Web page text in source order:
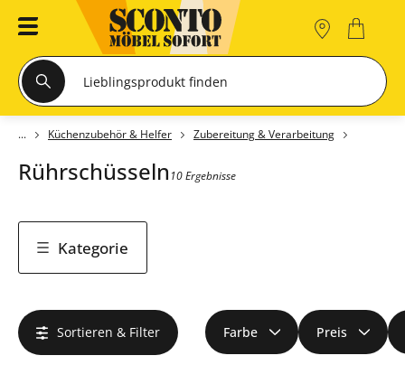
Küchenzubehör & Helfer Zubereitung & Verarbeitung
Rührschüsseln 10 Ergebnisse
Kategorie
Sortieren & Filter Farbe Preis